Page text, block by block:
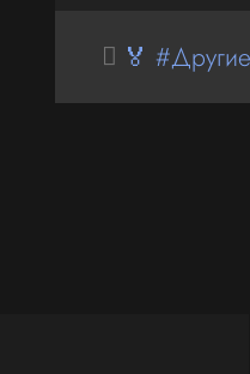
🏅 #Другие